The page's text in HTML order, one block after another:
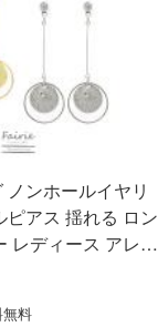
ンホールイヤリ
ピアス 揺れる ロン
レディース アレル
大人 上品 華奢
料